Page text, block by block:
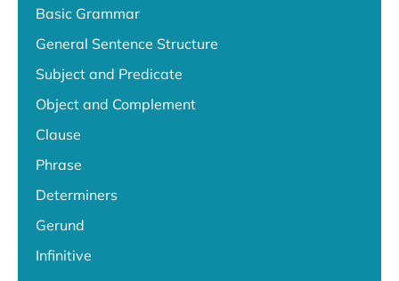
Basic Grammar
General Sentence Structure
Subject and Predicate
Object and Complement
Clause
Phrase
Determiners
Gerund
Infinitive